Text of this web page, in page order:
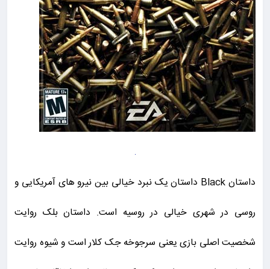
داستان Black داستان یک نبرد خیالی بین نیرو های آمریکایی و
روسی در شهری خیالی در روسیه است. داستان بلک روایت
شخصیت اصلی بازی یعنی سرجوخه جک کلار است و شیوه روایت